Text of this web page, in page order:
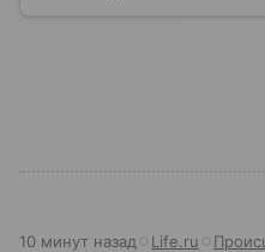
задачи выполняет и
10 минут назад Life.ru